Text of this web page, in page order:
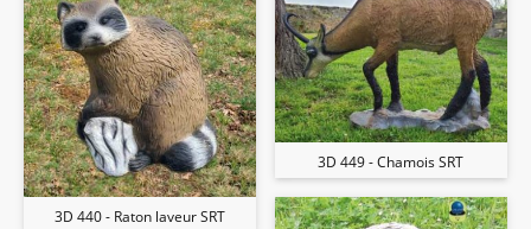
3D 440 - Raton laveur SRT
3D 449 - Chamois SRT